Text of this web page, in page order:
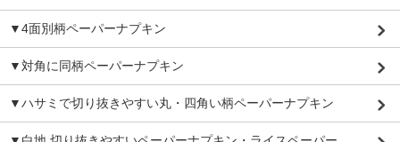
▼4面別柄ペーパーナプキン
▼対角に同柄ペーパーナプキン
▼ハサミで切り抜きやすい丸・四角い柄ペーパーナプキン